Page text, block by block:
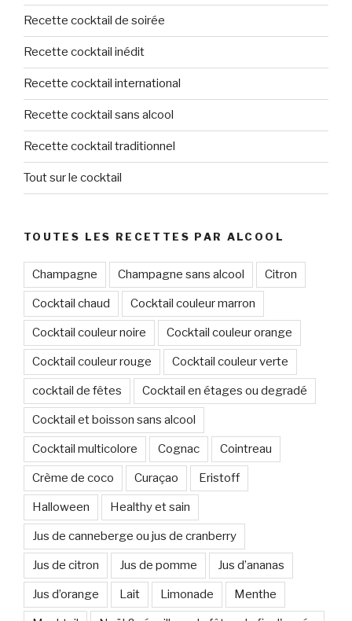
Recette cocktail de soirée
Recette cocktail inédit
Recette cocktail international
Recette cocktail sans alcool
Recette cocktail traditionnel
Tout sur le cocktail
TOUTES LES RECETTES PAR ALCOOL
Champagne Champagne sans alcool Citron
Cocktail chaud Cocktail couleur marron
Cocktail couleur noire Cocktail couleur orange
Cocktail couleur rouge Cocktail couleur verte
cocktail de fêtes Cocktail en étages ou degradé
Cocktail et boisson sans alcool
Cocktail multicolore Cognac Cointreau
Crème de coco Curaçao Eristoff
Halloween Healthy et sain
Jus de canneberge ou jus de cranberry
Jus de citron Jus de pomme Jus d’ananas
Jus d’orange Lait Limonade Menthe